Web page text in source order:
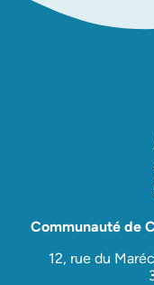
Communauté de
12, rue du